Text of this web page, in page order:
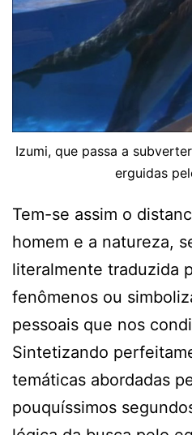
Izumi, que passa a
erguidas
Tem-se assim o
homem e a natureza,
literalmente traduzida
fenômenos ou
pessoais que nos
Sintetizando
temáticas abordadas
pouquíssimos